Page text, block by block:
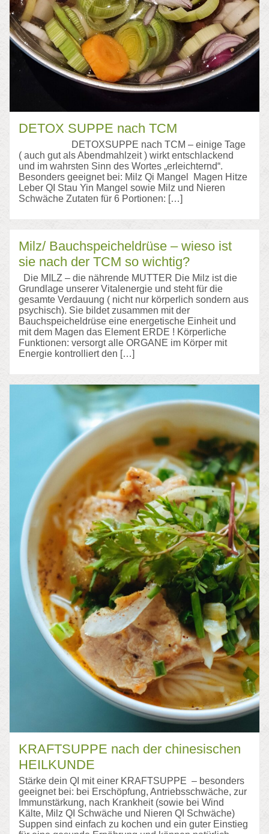
DETOX SUPPE nach TCM
DETOXSUPPE nach TCM – einige Tage
( auch gut als Abendmahlzeit ) wirkt entschlackend
und im wahrsten Sinn des Wortes „erleichternd“.
Besonders geeignet bei: Milz Qi Mangel Magen Hitze
Leber QI Stau Yin Mangel sowie Milz und Nieren
Schwäche Zutaten für 6 Portionen: […]
Milz/ Bauchspeicheldrüse – wieso ist
sie nach der TCM so wichtig?
Die MILZ – die nährende MUTTER Die Milz ist die
Grundlage unserer Vitalenergie und steht für die
gesamte Verdauung ( nicht nur körperlich sondern aus
psychisch). Sie bildet zusammen mit der
Bauchspeicheldrüse eine energetische Einheit und
mit dem Magen das Element ERDE ! Körperliche
Funktionen: versorgt alle ORGANE im Körper mit
Energie kontrolliert den […]
KRAFTSUPPE nach der chinesischen
HEILKUNDE
Stärke dein QI mit einer KRAFTSUPPE – besonders
geeignet bei: bei Erschöpfung, Antriebsschwäche, zur
Immunstärkung, nach Krankheit (sowie bei Wind
Kälte, Milz QI Schwäche und Nieren QI Schwäche)
Suppen sind einfach zu kochen und ein guter Einstieg